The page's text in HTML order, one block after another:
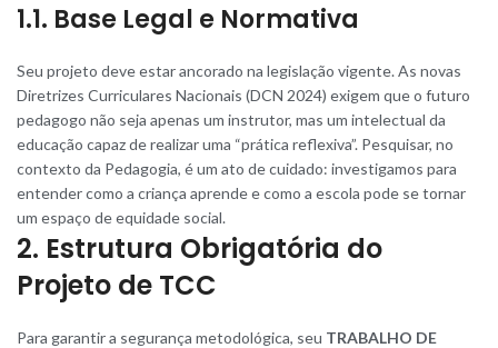
1.1. Base Legal e Normativa
Seu projeto deve estar ancorado na legislação vigente. As novas
Diretrizes Curriculares Nacionais (DCN 2024) exigem que o futuro
pedagogo não seja apenas um instrutor, mas um intelectual da
educação capaz de realizar uma “prática reflexiva”. Pesquisar, no
contexto da Pedagogia, é um ato de cuidado: investigamos para
entender como a criança aprende e como a escola pode se tornar
um espaço de equidade social.
2. Estrutura Obrigatória do
Projeto de TCC
Para garantir a segurança metodológica, seu TRABALHO DE